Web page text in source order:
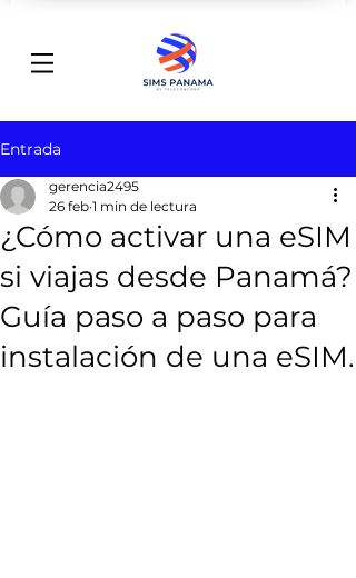
Entrada
¿Cómo activar una eSIM
si viajas desde Panamá?
Guía paso a paso para
instalación de una eSIM.
gerencia2495
26 feb 1 min de lectura